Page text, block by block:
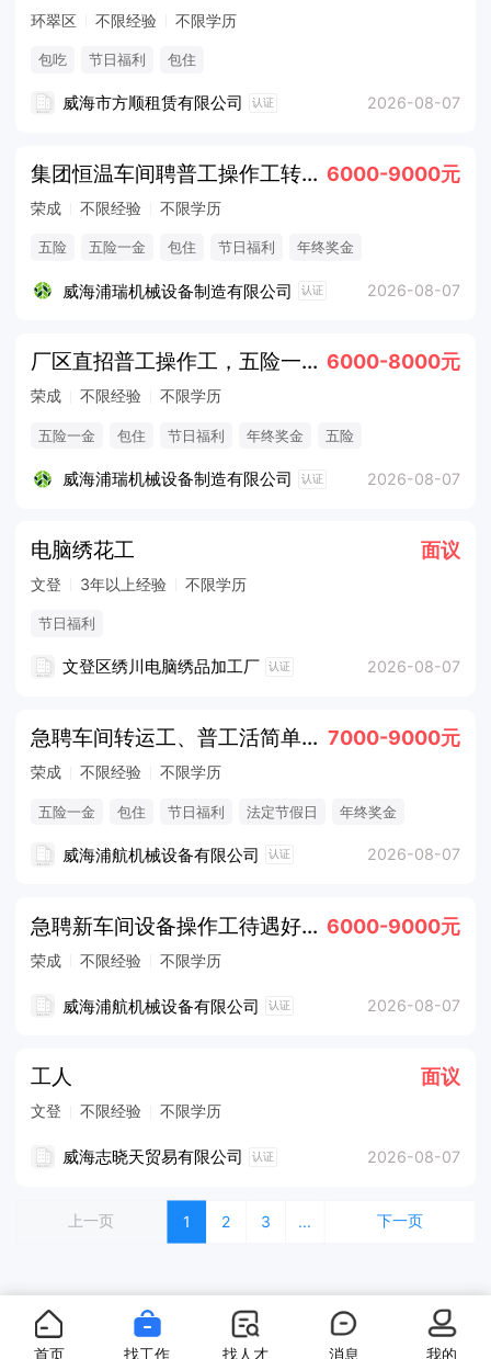
环翠区 不限经验 不限学历
包吃 节日福利 包住
威海市方顺租赁有限公司 认证 2026-08-07
集团恒温车间聘普工操作工转运工月9k 6000-9000元
荣成 不限经验 不限学历
五险 五险一金 包住 节日福利 年终奖金
法定节假日
威海浦瑞机械设备制造有限公司 认证 2026-08-07
厂区直招普工操作工，五险一金提供吃住 6000-8000元
荣成 不限经验 不限学历
五险一金 包住 节日福利 年终奖金 五险
威海浦瑞机械设备制造有限公司 认证 2026-08-07
电脑绣花工 面议
文登 3年以上经验 不限学历
节日福利
文登区绣川电脑绣品加工厂 认证 2026-08-07
急聘车间转运工、普工活简单易上手五险一金7000+ 7000-9000元
荣成 不限经验 不限学历
五险一金 包住 节日福利 法定节假日 年终奖金
威海浦航机械设备有限公司 认证 2026-08-07
急聘新车间设备操作工待遇好五险一金提供食宿 6000-9000元
荣成 不限经验 不限学历
威海浦航机械设备有限公司 认证 2026-08-07
工人 面议
文登 不限经验 不限学历
威海志晓天贸易有限公司 认证 2026-08-07
上一页 1 2 3 ... 下一页
首页 找工作 找人才 消息 我的